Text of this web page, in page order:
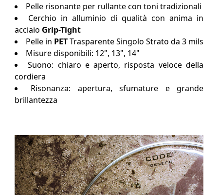
Pelle risonante per rullante con toni tradizionali
Cerchio in alluminio di qualità con anima in
acciaio Grip-Tight
Pelle in PETTrasparente Singolo Strato da 3 mils
Misure disponibili: 12", 13", 14"
Suono: chiaro e aperto, risposta veloce della
cordiera
Risonanza: apertura, sfumature e grande
brillantezza